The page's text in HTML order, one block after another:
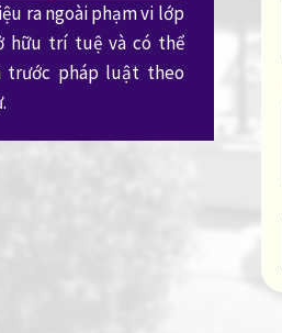
ra ngoài phạm vi lớp
hữu trí tuệ và có thể
trước pháp luật theo